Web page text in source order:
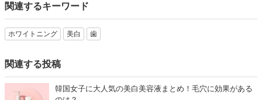
関連するキーワード
ホワイトニング 美白 歯
関連する投稿
韓国女子に大人気の美白美容液まとめ！毛穴に効果がある